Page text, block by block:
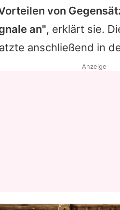
von
an", erklärt sie.
anschließend in
Anzeige